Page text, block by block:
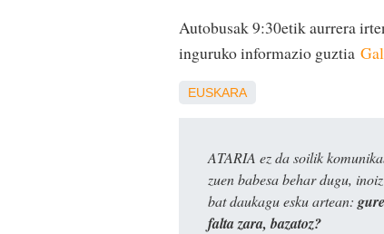
Autobusak 9:30etik aurrera
inguruko informazio guztia
EUSKARA
ATARIA ez da soilik
zuen babesa behar dugu,
bat daukagu esku artean:
falta zara, bazatoz?